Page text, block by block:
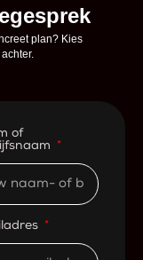
plan? Kies
of